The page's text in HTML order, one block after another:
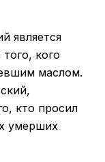
является
кого
маслом.
кто просил
умерших